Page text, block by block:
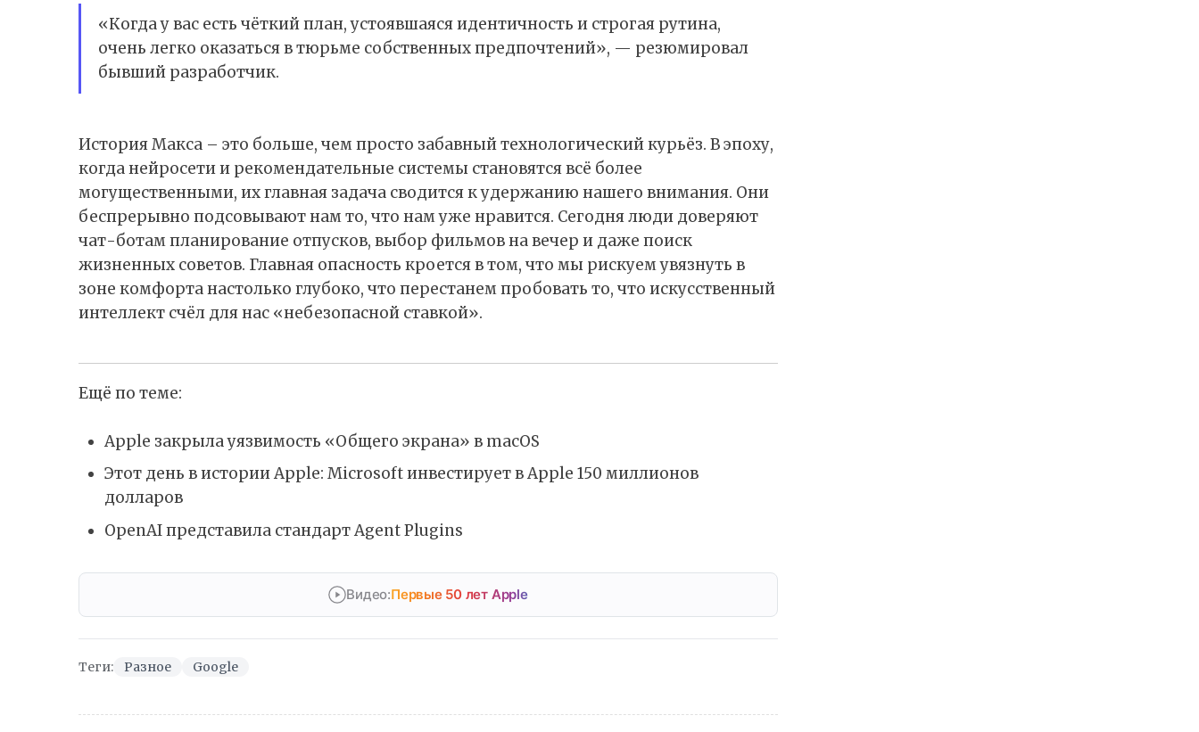
«Когда у вас есть чёткий план, устоявшаяся идентичность и строгая рутина,
очень легко оказаться в тюрьме собственных предпочтений», — резюмировал
бывший разработчик.
История Макса – это больше, чем просто забавный технологический курьёз. В эпоху,
когда нейросети и рекомендательные системы становятся всё более
могущественными, их главная задача сводится к удержанию нашего внимания. Они
беспрерывно подсовывают нам то, что нам уже нравится. Сегодня люди доверяют
чат-ботам планирование отпусков, выбор фильмов на вечер и даже поиск
жизненных советов. Главная опасность кроется в том, что мы рискуем увязнуть в
зоне комфорта настолько глубоко, что перестанем пробовать то, что искусственный
интеллект счёл для нас «небезопасной ставкой».
Ещё по теме:
Apple закрыла уязвимость «Общего экрана» в macOS
Этот день в истории Apple: Microsoft инвестирует в Apple 150 миллионов
долларов
OpenAI представила стандарт Agent Plugins
Видео:Первые 50 лет Apple
Теги: Разное Google